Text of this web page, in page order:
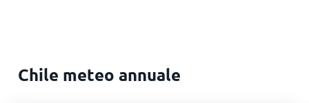
Chile meteo annuale